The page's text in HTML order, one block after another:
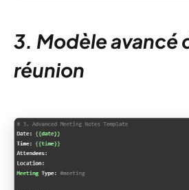
3. Modèle avancé
réunion